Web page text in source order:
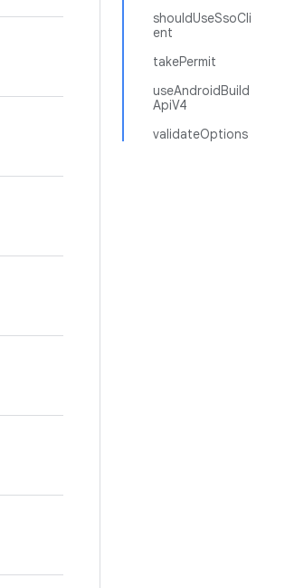
shouldUseSsoCli
ent
takePermit
useAndroidBuild
ApiV4
validateOptions